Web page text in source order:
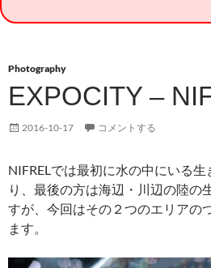
Photography
EXPOCITY –
2016-10-17 コメントする
NIFRELでは最初に水の中にいる
り、最後の方は海辺・川辺の陸の
すが、今回はその２つのエリアの
ます。